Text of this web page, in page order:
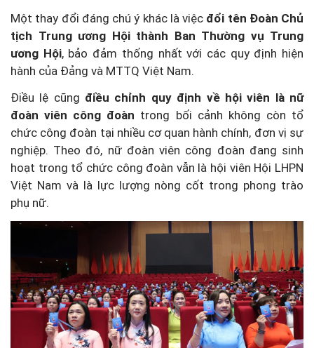
Một thay đổi đáng chú ý khác là việc đổi tên Đoàn Chủ
tịch Trung ương Hội thành Ban Thường vụ Trung
ương Hội, bảo đảm thống nhất với các quy định hiện
hành của Đảng và MTTQ Việt Nam.
Điều lệ cũng điều chỉnh quy định về hội viên là nữ
đoàn viên công đoàn trong bối cảnh không còn tổ
chức công đoàn tại nhiều cơ quan hành chính, đơn vị sự
nghiệp. Theo đó, nữ đoàn viên công đoàn đang sinh
hoạt trong tổ chức công đoàn vẫn là hội viên Hội LHPN
Việt Nam và là lực lượng nòng cốt trong phong trào
phụ nữ.